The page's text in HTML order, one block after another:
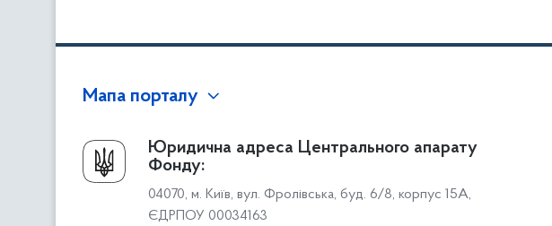
Мапа порталу
Про Фонд
Керівництво
Структура Фонду
Громадянам
Доступ до публічної
Звіти щодо роботи
Юридична адреса Центрального апарату
Фонду:
04070, м. Київ, вул. Фролівська, буд. 6/8, корпус 15А,
ЄДРПОУ 00034163